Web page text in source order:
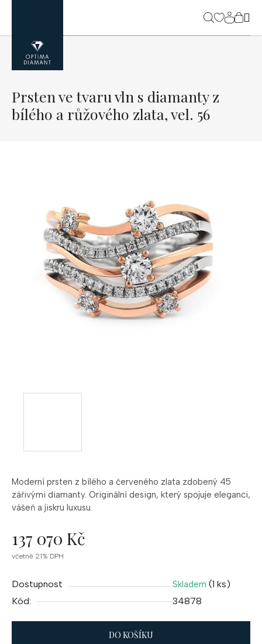
obsah
Moderní prsten z bílého a červeného zlata zdobený 45
zářivými diamanty. Originální design, který spojuje eleganci,
vášeň a jiskru luxusu.
137 070 Kč
Měrná
včetně 21% DPH
Dostupnost Skladem (1 ks)
Kód:
34878
DO KOŠÍKU
Prsten ve tvaru vln s diamanty z
bílého a růžového zlata, vel. 56